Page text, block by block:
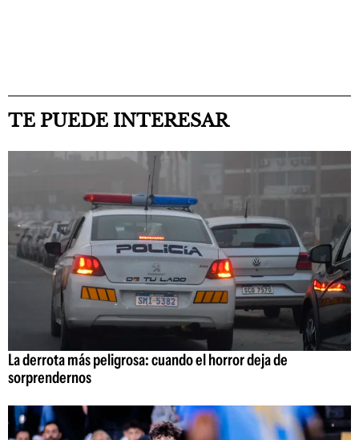
TE PUEDE INTERESAR
La derrota más peligrosa: cuando el horror deja de
sorprendernos